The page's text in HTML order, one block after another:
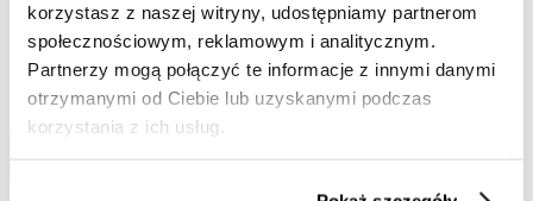
korzystasz z naszej witryny, udostępniamy partnerom
społecznościowym, reklamowym i analitycznym.
Partnerzy mogą połączyć te informacje z innymi danymi
otrzymanymi od Ciebie lub uzyskanymi podczas
korzystania z ich usług.
[ mikroigiełki]
[ ujędrnianie ]
Szukaj
Szukaj